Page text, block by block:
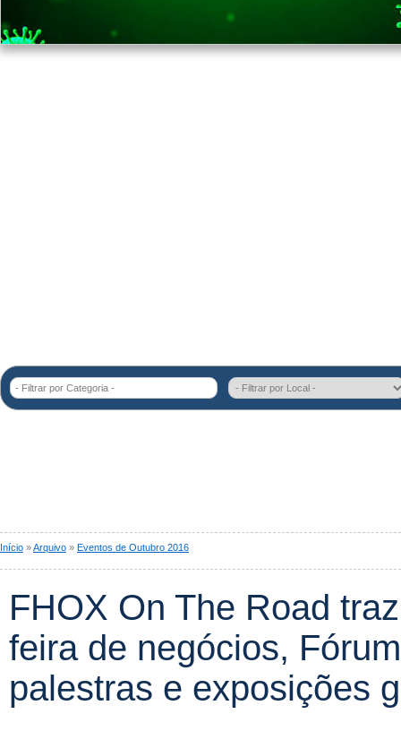
- Filtrar por Categoria -
Início »Arquivo » Eventos de Outubro 2016
FHOX On The Road
feira de negócios,
palestras e exposições